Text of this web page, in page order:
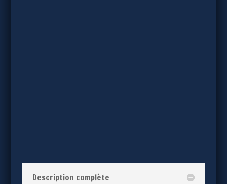
Description complète